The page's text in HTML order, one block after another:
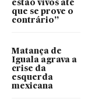
estão vivos até
que se prove o
contrário”
Matança de
Iguala agrava a
crise da
esquerda
mexicana